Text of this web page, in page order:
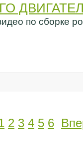
по сборке
2 3 4 5 6